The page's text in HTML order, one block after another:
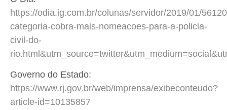
https://odia.ig.com.br/colunas/servidor/2019/01/
categoria-cobra-mais-nomeacoes-para-a-policia-
civil-do-
Governo do Estado:
https://www.rj.gov.br/web/imprensa/exibeconteudo?
article-id=10135857